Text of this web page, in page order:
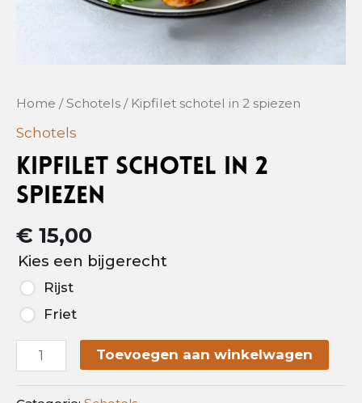
Home /Schotels / Kipfilet schotel in 2 spiezen
Schotels
Kipfilet schotel in 2
spiezen
€ 15,00
Kies een bijgerecht
Rijst
Friet
Toevoegen aan winkelwagen